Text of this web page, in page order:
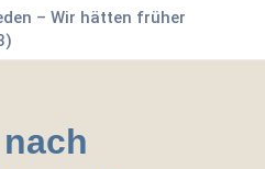
– Wir hätten früher